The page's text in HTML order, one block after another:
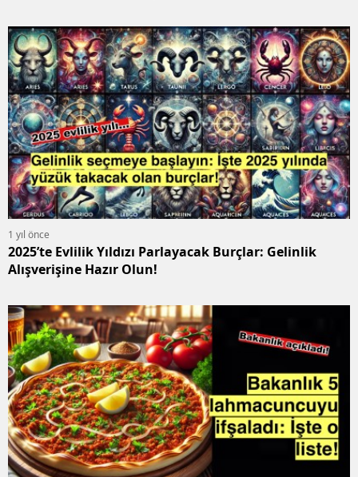
1 yıl önce
2025’te Evlilik Yıldızı Parlayacak Burçlar: Gelinlik
Alışverişine Hazır Olun!